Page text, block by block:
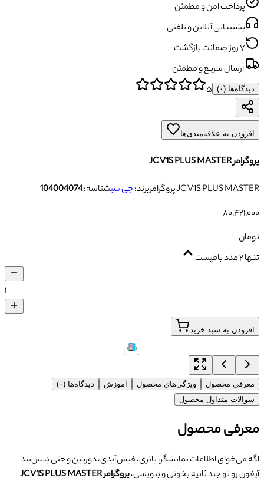
پرداخت امن و مطمئن
پشتیبانی آنلاین و تلفنی
۷ روز ضمانت بازگشت
ارسال سریع و مطمئن
دیدگاه‌ها (۰) ۵
افزودن به علاقه‌مندی‌ها
پروگرامر JC V1S PLUS MASTER
پروگرامر JC V1S PLUS MASTER
برند:جی سیشناسه:104004074
۸۰٬۴۲۱٬۰۰۰
تومان
تنها ۲ عدد باقیست
۱
افزودن به سبد خرید
معرفی محصول ویژگی‌های محصول آموزش
دیدگاه‌ها (۰)
سوالات متداول محصول
معرفی محصول
اگه می‌خوای اطلاعات نمایشگر، باتری، فیس آیدی، دوربین و حتی بَیس‌بند